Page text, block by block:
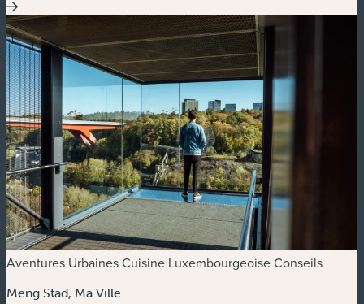
Aventures UrbainesCuisine LuxembourgeoiseConseils
Meng Stad, Ma Ville